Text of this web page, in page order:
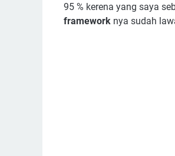
95 % kerena yang saya
framework nya sudah